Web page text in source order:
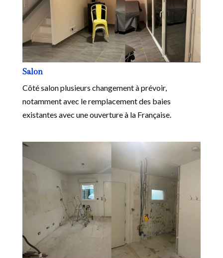
Salon
Côté salon plusieurs changement à prévoir,
notamment avec le remplacement des baies
existantes avec une ouverture à la Française.